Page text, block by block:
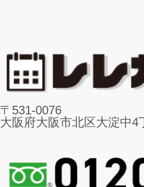
〒531-0076
大阪府大阪市北区大淀中4